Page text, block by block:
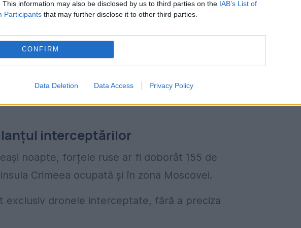
This information may also be disclosed by us to third parties on the IAB’s List of
Participants that may further disclose it to other third parties.
CONFIRM
Data Deletion Data Access Privacy Policy
kilometri de granița Ucrainei cu Rusia și la
ce indică o rază extinsă de acțiune pentru
Mikhail Yevrayev, a declarat că „a fost
centrală a Rusiei”, semnalând o stare de
interceptărilor
noapte, forțele ruse ar fi doborât 155 de
Crimeea ocupată și în zona Moscovei.
exclusiv dronele interceptate, fără a preciza